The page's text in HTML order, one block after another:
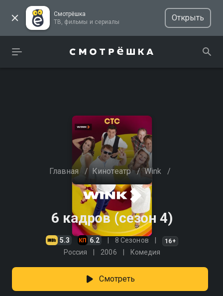
Смотрёшка
ТВ, фильмы и сериалы
Открыть
Главная / Кинотеатр / Wink /
6 кадров (сезон 4)
5.3 6.2 8 Сезонов 16+
Россия 2006 Комедия
Смотреть